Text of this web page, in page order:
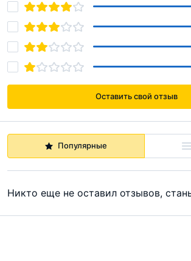
Оставить свой отзыв
Популярные
Никто еще не оставил отзывов,